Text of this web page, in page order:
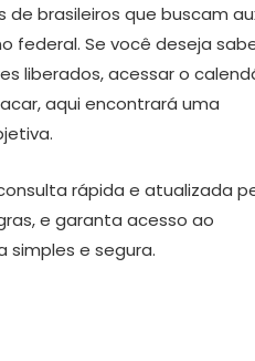
brasileiros que buscam
federal. Se você deseja
liberados, acessar o
aqui encontrará uma
rápida e atualizada
e garanta acesso ao
simples e segura.